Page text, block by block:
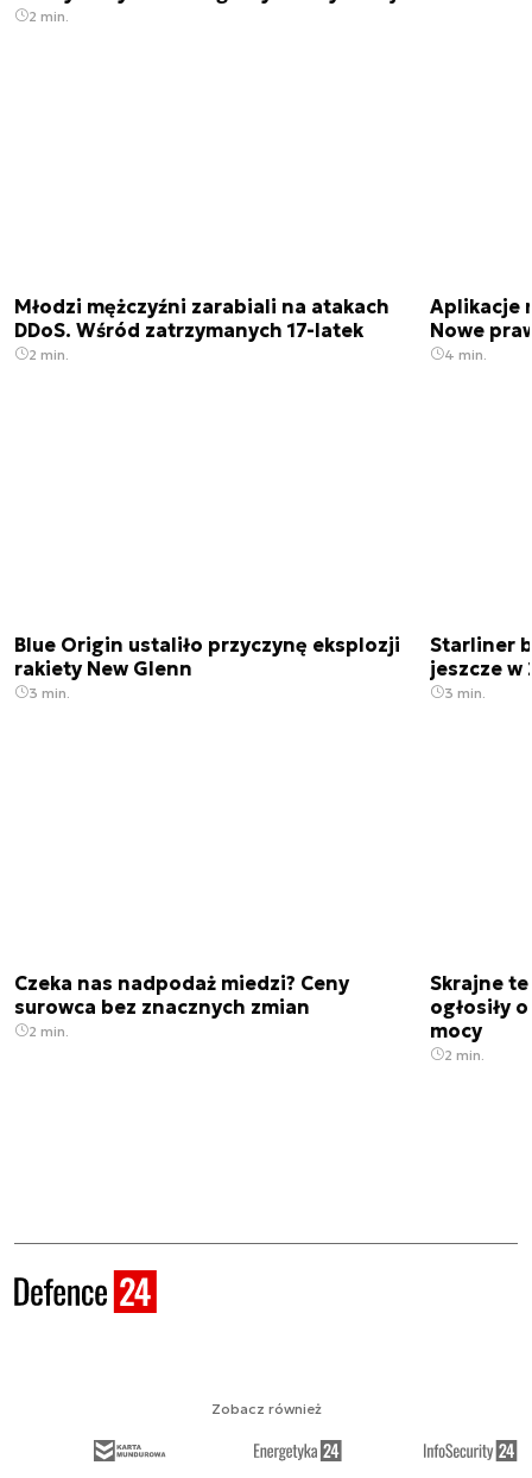
2 min.
Młodzi mężczyźni zarabiali na atakach
DDoS. Wśród zatrzymanych 17-latek
2 min.
Aplikacje
Nowe
4 min.
Blue Origin ustaliło przyczynę eksplozji
rakiety New Glenn
3 min.
Starliner
jeszcze w
3 min.
Czeka nas nadpodaż miedzi? Ceny
surowca bez znacznych zmian
2 min.
Skrajne
ogłosiły
mocy
2 min.
Zobacz również